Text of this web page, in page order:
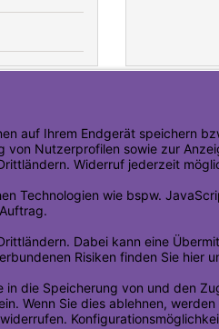
Lieferung
Expressversand
Ihre Vorteile bei